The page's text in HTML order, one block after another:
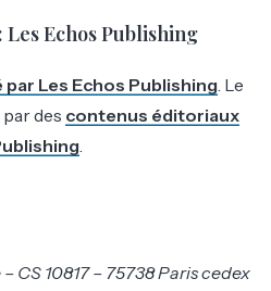
Les Echos Publishing
par Les Echos Publishing. Le
des contenus éditoriaux
.
CS 10817 – 75738 Paris cedex